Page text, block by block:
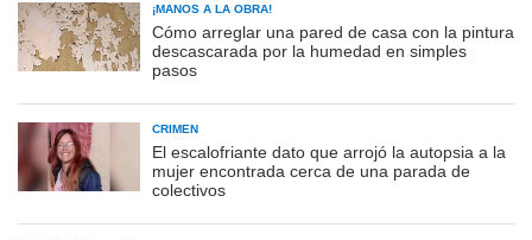
¡MANOS A LA OBRA!
Cómo arreglar una pared de casa con la pintura
descascarada por la humedad en simples
pasos
CRIMEN
El escalofriante dato que arrojó la autopsia a la
mujer encontrada cerca de una parada de
colectivos